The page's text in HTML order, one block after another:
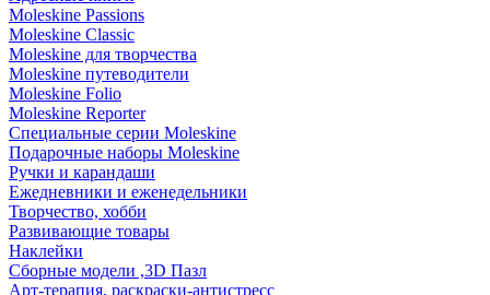
Moleskine Passions
Moleskine Classic
Moleskine для творчества
Moleskine путеводители
Moleskine Folio
Moleskine Reporter
Специальные серии Moleskine
Подарочные наборы Moleskine
Ручки и карандаши
Ежедневники и еженедельники
Творчество, хобби
Развивающие товары
Наклейки
Сборные модели ,3D Пазл
Арт-терапия, раскраски-антистресс